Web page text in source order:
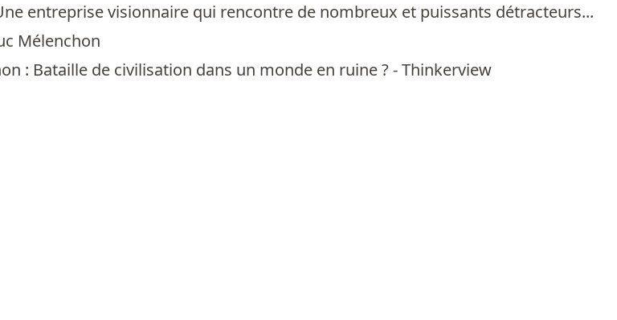
entreprise visionnaire qui rencontre de nombreux et puissants détracteurs...
Mélenchon
: Bataille de civilisation dans un monde en ruine ? - Thinkerview